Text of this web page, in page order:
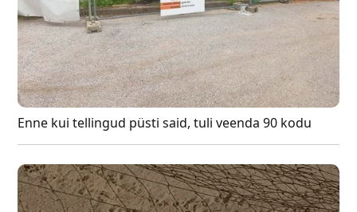
Enne kui tellingud püsti said, tuli veenda 90 kodu